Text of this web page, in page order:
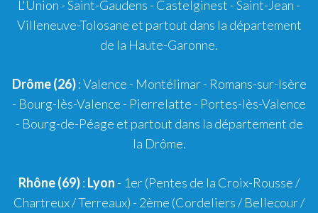
L'Union - Saint-Gaudens - Castelginest - Saint-Jean -
Villeneuve-Tolosane et partout dans la département
de la Haute-Garonne.
Drôme (26):Valence - Montélimar- Romans-sur-Isère
- Bourg-lès-Valence - Pierrelatte - Portes-lès-Valence
- Bourg-de-Péage et partout dans la département de
la Drôme.
Rhône (69): Lyon - 1er(Pentes de la Croix-Rousse /
Chartreux / Terreaux) - 2ème (Cordeliers / Bellecour /